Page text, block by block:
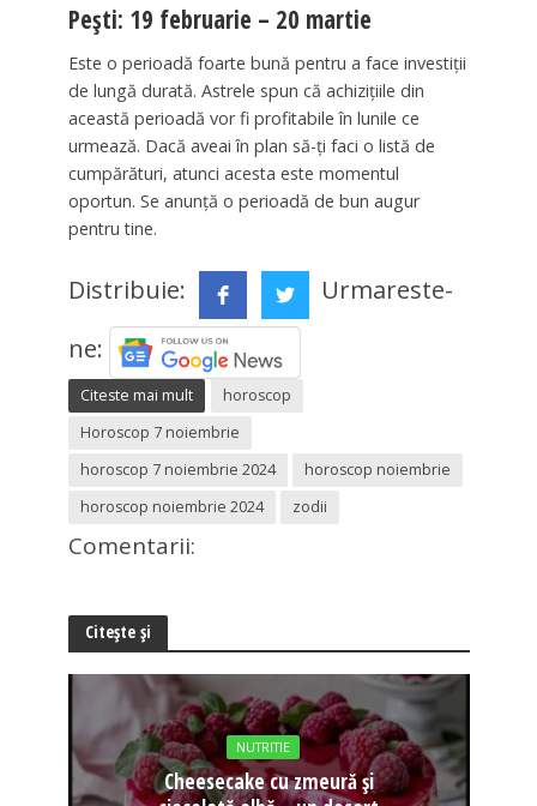
Pești: 19 februarie – 20 martie
Este o perioadă foarte bună pentru a face investiții
de lungă durată. Astrele spun că achizițiile din
această perioadă vor fi profitabile în lunile ce
urmează. Dacă aveai în plan să-ți faci o listă de
cumpărături, atunci acesta este momentul
oportun. Se anunță o perioadă de bun augur
pentru tine.
Distribuie:
Urmareste-
ne:
Citeste mai mult
horoscop
Horoscop 7 noiembrie
horoscop 7 noiembrie 2024
horoscop noiembrie
horoscop noiembrie 2024
zodii
Comentarii:
Citește și
NUTRITIE
Cheesecake cu zmeură și